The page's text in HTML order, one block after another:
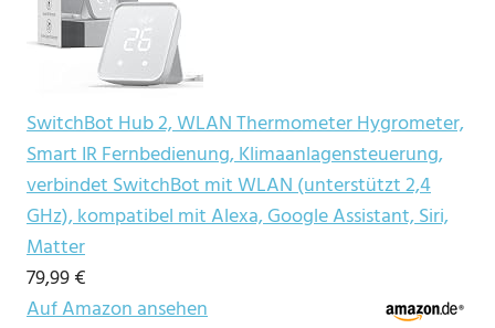
SwitchBot Hub 2, WLAN Thermometer Hygrometer,
Smart IR Fernbedienung, Klimaanlagensteuerung,
verbindet SwitchBot mit WLAN (unterstützt 2,4
GHz), kompatibel mit Alexa, Google Assistant, Siri,
Matter
79,99 €
Auf Amazon ansehen